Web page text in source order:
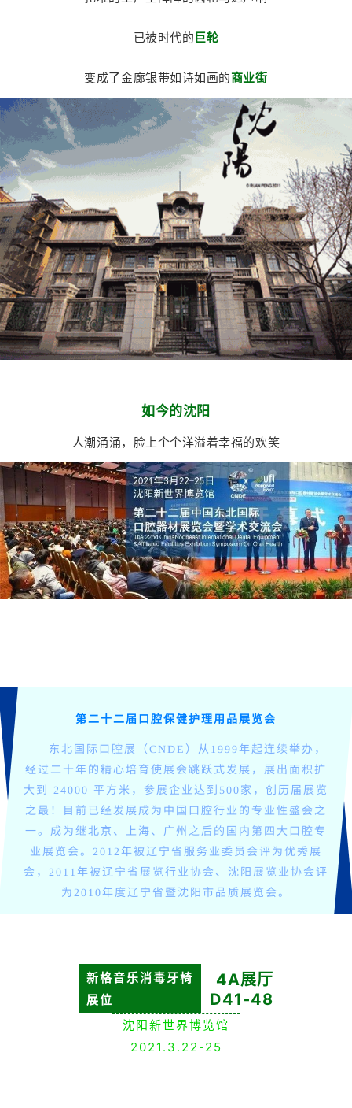
已被时代的巨轮
变成了金廊银带如诗如画的商业街
如今的沈阳
人潮涌涌，脸上个个洋溢着幸福的欢笑
第二十二届口腔保健护理用品展览会
东北国际口腔展（CNDE）从1999年起连续举办，
经过二十年的精心培育使展会跳跃式发展，展出面积扩
大到 24000 平方米，参展企业达到500家，创历届展览
之最！目前已经发展成为中国口腔行业的专业性盛会之
一。成为继北京、上海、广州之后的国内第四大口腔专
业展览会。2012年被辽宁省服务业委员会评为优秀展
会，2011年被辽宁省展览行业协会、沈阳展览业协会评
为2010年度辽宁省暨沈阳市品质展览会。
新格音乐消毒牙椅
展位
4A展厅
D41-48
沈阳新世界博览馆
2021.3.22-25